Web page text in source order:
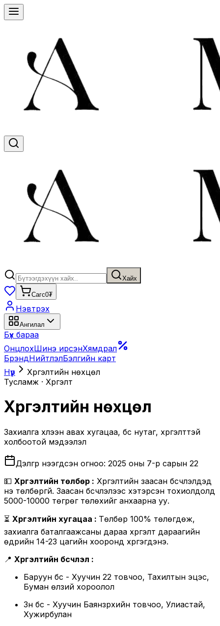
Хайх
Сагс0₮
Нэвтрэх
Ангилал
Бүх бараа
ОнцлохШинэ ирсэнХямдрал
БрэндНийтлэлБэлгийн карт
Нүүр
Хүргэлтийн нөхцөл
Тусламж · Хүргэлт
Хүргэлтийн нөхцөл
Захиалга хүлээн авах хугацаа, бүс нутаг, хүргэлттэй
холбоотой мэдээлэл
Дэлгүүр нээгдсэн огноо: 2025 оны 7-р сарын 22
💵 Хүргэлтийн төлбөр : Хүргэлтийн заасан бүсчлэлүүдэд
үнэ төлбөргүй. Заасан бүсчлэлээс хэтэрсэн тохиолдолд
5000-10000 төгрөг төлөхийг анхаарна уу.
⏳ Хүргэлтийн хугацаа : Төлбөр 100% төлөгдөж,
захиалга баталгаажсаны дараа хүргэлт дараагийн
өдрийн 14-23 цагийн хооронд хүргэгдэнэ.
📍 Хүргэлтийн бүсчлэл :
Баруун бүс - Хуучин 22 товчоо, Тахилтын эцэс,
Буман өлзий хороолол
Зүүн бүс - Хуучин Баянзүрхийн товчоо, Улиастай,
Хужирбулан